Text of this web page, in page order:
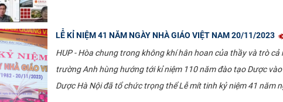
LỄ KỈ NIỆM 41 NĂM NGÀY NHÀ GIÁO VIỆT NAM 20/11/2023
HUP - Hòa chung trong không khí hân hoan của thầy và trò
trường Anh hùng hướng tới kỉ niệm 110 năm đào tạo Dược
Dược Hà Nội đã tổ chức trọng thể Lễ mít tinh kỷ niệm 41 năm